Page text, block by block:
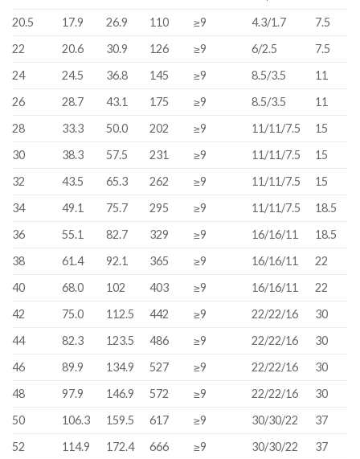
20.5
17.9 26.9 110 ≥9 4.3/1.7
7.5
22
20.6 30.9 126 ≥9 6/2.5
7.5
24
24.5 36.8 145 ≥9 8.5/3.5
11
26
28.7 43.1 175 ≥9 8.5/3.5
11
28
33.3 50.0 202 ≥9 11/11/7.5
15
30
38.3 57.5 231 ≥9 11/11/7.5
15
32
43.5 65.3 262 ≥9 11/11/7.5
15
34
49.1 75.7 295 ≥9 11/11/7.5
18.5
36
55.1 82.7 329 ≥9 16/16/11
18.5
38
61.4 92.1 365 ≥9 16/16/11
22
40
68.0 102 403 ≥9 16/16/11
22
42
75.0 112.5 442 ≥9 22/22/16
30
44
82.3 123.5 486 ≥9 22/22/16
30
46
89.9 134.9 527 ≥9 22/22/16
30
48
97.9 146.9 572 ≥9 22/22/16
30
50
106.3 159.5 617 ≥9 30/30/22
37
52
114.9 172.4 666 ≥9 30/30/22
37